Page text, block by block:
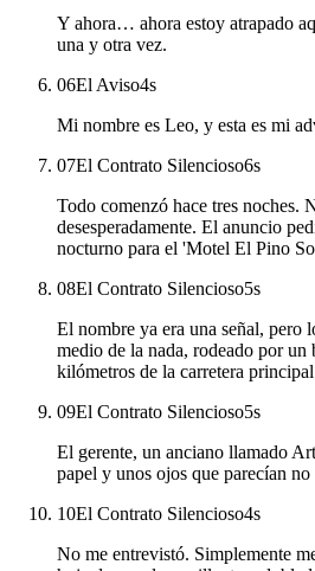
Y ahora… ahora estoy atrapado
una y otra vez.
06El Aviso4s
Mi nombre es Leo, y esta es mi
07El Contrato Silencioso6s
Todo comenzó hace tres noches.
desesperadamente. El anuncio
nocturno para el 'Motel El Pino
08El Contrato Silencioso5s
El nombre ya era una señal, pero
medio de la nada, rodeado por un
kilómetros de la carretera
09El Contrato Silencioso5s
El gerente, un anciano llamado
papel y unos ojos que parecían no
10El Contrato Silencioso4s
No me entrevistó. Simplemente